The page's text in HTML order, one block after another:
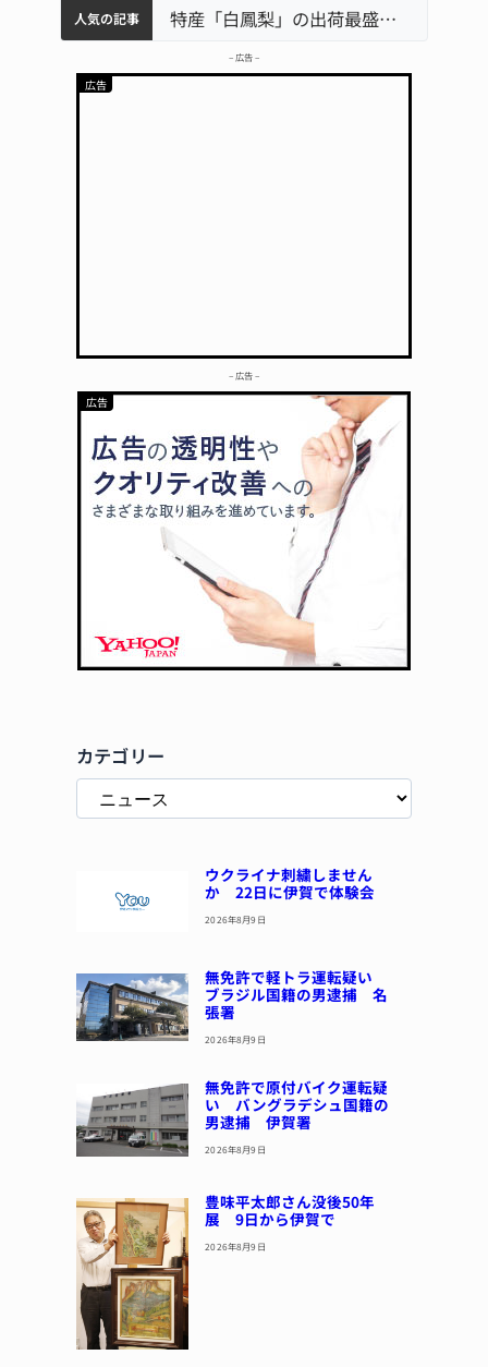
人気の記事
名張市水道料金47％値上げへ 答申案、審議会で大筋まとまる
中学校の陶壁モニュメント 地元建設会社がボランティアで清掃 伊賀名張市立病院のDMAT、熊本地震の被災地へ 能登以来3回目の派遣 特産「白鳳梨」の出荷最盛期 直売所にぎわう 伊賀
– 広告 –
– 広告 –
カテゴリー
ウクライナ刺繍しません
か 22日に伊賀で体験会
2026年8月9日
無免許で軽トラ運転疑い
ブラジル国籍の男逮捕 名
張署
2026年8月9日
無免許で原付バイク運転疑
い バングラデシュ国籍の
男逮捕 伊賀署
2026年8月9日
豊味平太郎さん没後50年
展 9日から伊賀で
2026年8月9日